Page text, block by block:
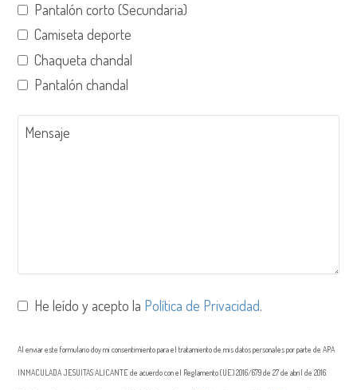
Pantalón corto (Secundaria)
Camiseta deporte
Chaqueta chandal
Pantalón chandal
Mensaje
He leído y acepto la Política de Privacidad.
Al enviar este formulario doy mi consentimiento para el tratamiento de mis datos personales por parte de APA
INMACULADA JESUITAS ALICANTE de acuerdo con el Reglamento (UE) 2016/679 de 27 de abril de 2016.